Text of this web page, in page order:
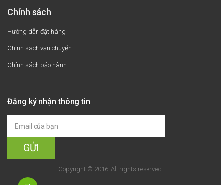
Chính sách
Hướng dẫn đặt hàng
Chính sách vận chuyển
Chính sách bảo hành
Đăng ký nhận thông tin
Copyright © 2016. All rights reserved.